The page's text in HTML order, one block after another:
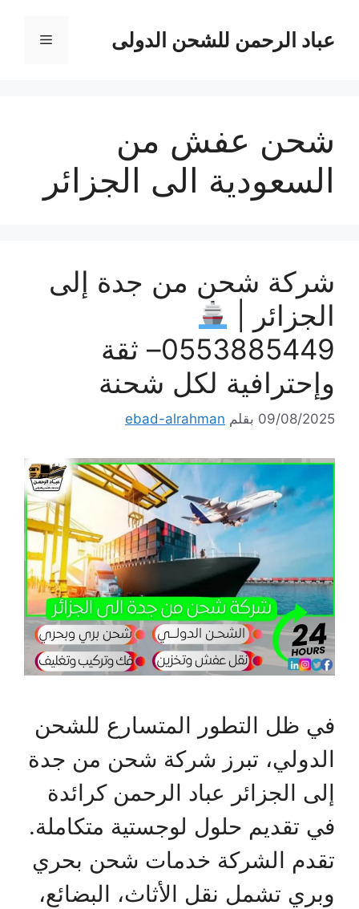
المحتوىعباد الرحمن للشحن الدولى القائمة
شحن عفش من
السعودية الى الجزائر
شركة شحن من جدة إلى
الجزائر |
0553885449– ثقة
وإحترافية لكل شحنة
09/08/2025 بقلم ebad-alrahman
في ظل التطور المتسارع للشحن
الدولي، تبرز شركة شحن من جدة
إلى الجزائر عباد الرحمن كرائدة
في تقديم حلول لوجستية متكاملة.
تقدم الشركة خدمات شحن بحري
وبري تشمل نقل الأثاث، البضائع،